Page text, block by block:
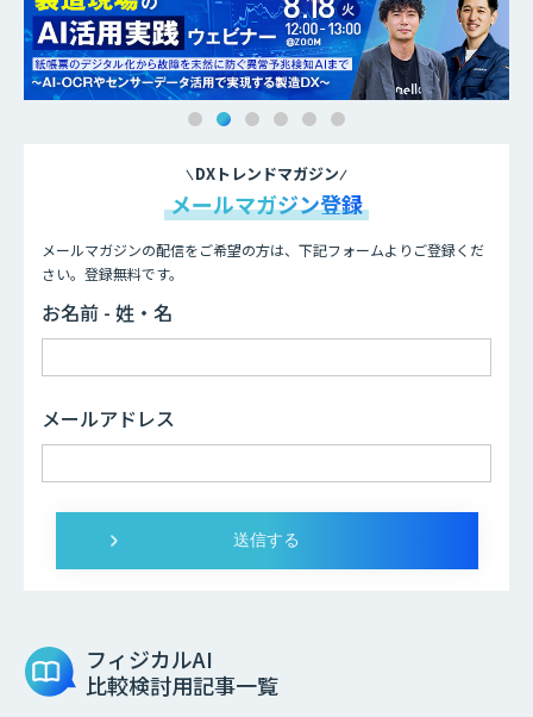
DXトレンドマガジン
メールマガジン登録
メールマガジンの配信をご希望の方は、下記フォームよりご登録くだ
さい。登録無料です。
お名前 - 姓・名
メールアドレス
フィジカルAI
比較検討用記事一覧